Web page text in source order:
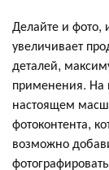
Делайте и
увеличивает
деталей,
применения. На
настоящем
фотоконтента,
возможно